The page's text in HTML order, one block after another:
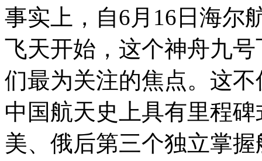
事实上，自6月16日海尔
飞天开始，这个神舟九
们最为关注的焦点。这
中国航天史上具有里程
美、俄后第三个独立掌